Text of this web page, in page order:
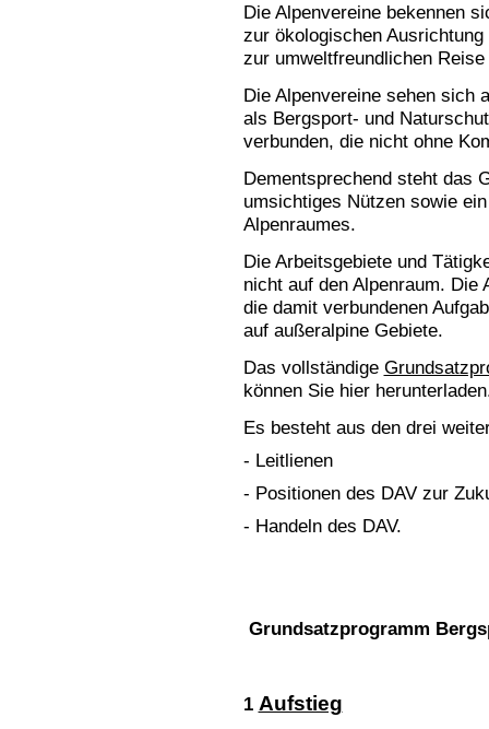
Die Alpenvereine bekennen
zur ökologischen
zur umweltfreundlichen
Die Alpenvereine sehen sich
als Bergsport- und
verbunden, die nicht ohne
Dementsprechend steht das
umsichtiges Nützen sowie
Alpenraumes.
Die Arbeitsgebiete und
nicht auf den Alpenraum. Die
die damit verbundenen
auf außeralpine Gebiete.
Das vollständige
können Sie hier
Es besteht aus den drei
- Leitlienen
- Positionen des DAV zur
- Handeln des DAV.
Grundsatzprogramm
1 Aufstieg